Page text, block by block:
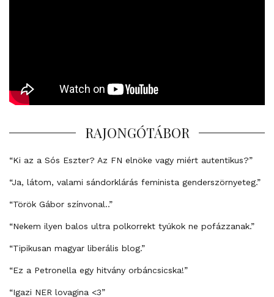
RAJONGÓTÁBOR
“Ki az a Sós Eszter? Az FN elnöke vagy miért autentikus?”
“Ja, látom, valami sándorklárás feminista genderszörnyeteg.”
“Török Gábor színvonal..”
“Nekem ilyen balos ultra polkorrekt tyúkok ne pofázzanak.”
“Tipikusan magyar liberális blog.”
“Ez a Petronella egy hitvány orbáncsicska!”
“Igazi NER lovagina <3”